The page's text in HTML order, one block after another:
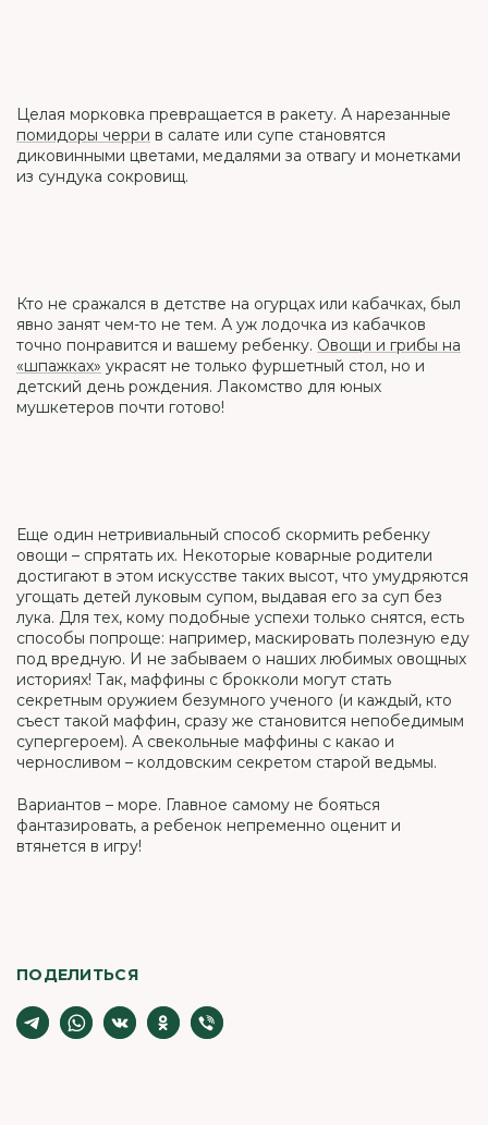
Целая морковка превращается в ракету. А нарезанные
помидоры черри в салате или супе становятся
диковинными цветами, медалями за отвагу и монетками
из сундука сокровищ.
Кто не сражался в детстве на огурцах или кабачках, был
явно занят чем-то не тем. А уж лодочка из кабачков
точно понравится и вашему ребенку. Овощи и грибы на
«шпажках» украсят не только фуршетный стол, но и
детский день рождения. Лакомство для юных
мушкетеров почти готово!
Еще один нетривиальный способ скормить ребенку
овощи – спрятать их. Некоторые коварные родители
достигают в этом искусстве таких высот, что умудряются
угощать детей луковым супом, выдавая его за суп без
лука. Для тех, кому подобные успехи только снятся, есть
способы попроще: например, маскировать полезную еду
под вредную. И не забываем о наших любимых овощных
историях! Так, маффины с брокколи могут стать
секретным оружием безумного ученого (и каждый, кто
съест такой маффин, сразу же становится непобедимым
супергероем). А свекольные маффины с какао и
черносливом – колдовским секретом старой ведьмы.
Вариантов – море. Главное самому не бояться
фантазировать, а ребенок непременно оценит и
втянется в игру!
ПОДЕЛИТЬСЯ